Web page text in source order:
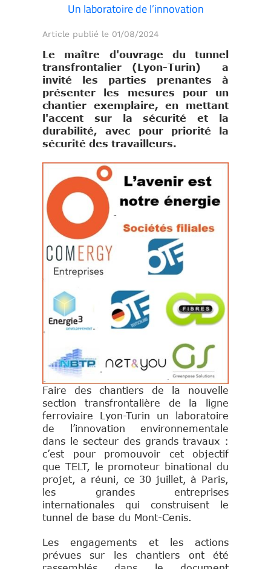
Un laboratoire de l’innovation
Article publié le 01/08/2024
Le maître d'ouvrage du tunnel
transfrontalier (Lyon-Turin) a
invité les parties prenantes à
présenter les mesures pour un
chantier exemplaire, en mettant
l'accent sur la sécurité et la
durabilité, avec pour priorité la
sécurité des travailleurs.
Faire des chantiers de la nouvelle
section transfrontalière de la ligne
ferroviaire Lyon-Turin un laboratoire
de l’innovation environnementale
dans le secteur des grands travaux :
c’est pour promouvoir cet objectif
que TELT, le promoteur binational du
projet, a réuni, ce 30 juillet, à Paris,
les grandes entreprises
internationales qui construisent le
tunnel de base du Mont-Cenis.
Les engagements et les actions
prévues sur les chantiers ont été